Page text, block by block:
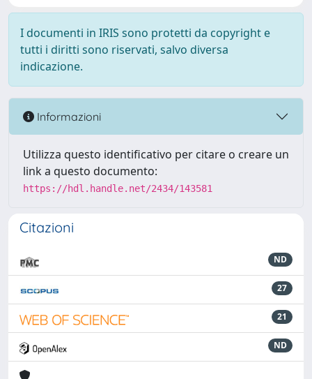
I documenti in IRIS sono protetti da copyright e
tutti i diritti sono riservati, salvo diversa
indicazione.
Informazioni
Utilizza questo identificativo per citare o creare un
link a questo documento:
https://hdl.handle.net/2434/143581
Citazioni
ND
27
21
ND